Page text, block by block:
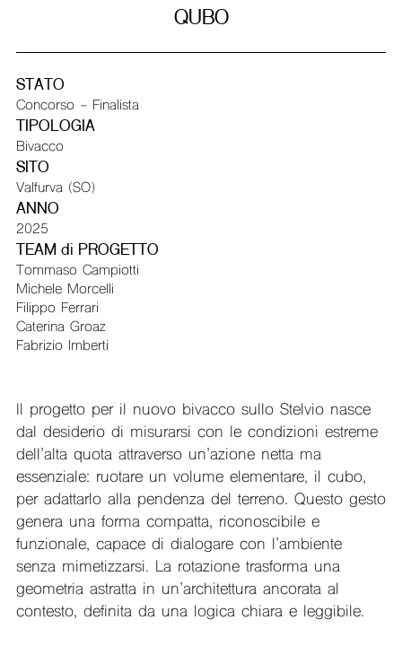
QUBO
STATO
Concorso - Finalista
TIPOLOGIA
Bivacco
SITO
Valfurva (SO)
ANNO
2025
TEAM di PROGETTO
Tommaso Campiotti
Michele Morcelli
Filippo Ferrari
Caterina Groaz
Fabrizio Imberti
Il progetto per il nuovo bivacco sullo Stelvio nasce
dal desiderio di misurarsi con le condizioni estreme
dell’alta quota attraverso un’azione netta ma
essenziale: ruotare un volume elementare, il cubo,
per adattarlo alla pendenza del terreno. Questo gesto
genera una forma compatta, riconoscibile e
funzionale, capace di dialogare con l’ambiente
senza mimetizzarsi. La rotazione trasforma una
geometria astratta in un’architettura ancorata al
contesto, definita da una logica chiara e leggibile.